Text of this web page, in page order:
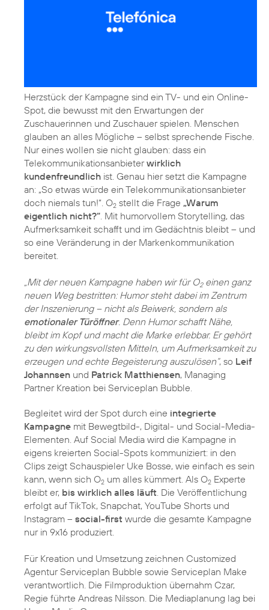
Herzstück der Kampagne sind ein TV- und ein Online-
Spot, die bewusst mit den Erwartungen der
Zuschauerinnen und Zuschauer spielen. Menschen
glauben an alles Mögliche – selbst sprechende Fische.
Nur eines wollen sie nicht glauben: dass ein
Telekommunikationsanbieterwirklich
kundenfreundlich ist. Genau hier setzt die Kampagne
an: „So etwas würde ein Telekom­munikationsanbieter
doch niemals tun!“. O2 stellt die Frage „Warum
eigentlich nicht?“. Mit humorvollem Storytelling, das
Aufmerksamkeit schafft und im Gedächtnis bleibt – und
so eine Veränderung in der Markenkommunikation
bereitet.
„Mit der neuen Kampagne haben wir für O2einen ganz
neuen Weg bestritten: Humor steht dabei im Zentrum
der Inszenierung – nicht als Beiwerk, sondern als
emotionaler Türöffner. Denn Humor schafft Nähe,
bleibt im Kopf und macht die Marke erlebbar. Er gehört
zu den wirkungsvollsten Mitteln, um Aufmerksamkeit zu
erzeugen und echte Begeisterung auszulösen“, so Leif
Johannsen und Patrick Matthiensen, Managing
Partner Kreation bei Serviceplan Bubble.
Begleitet wird der Spot durch eine integrierte
Kampagne mit Bewegtbild-, Digital- und Social-Media-
Elementen. Auf Social Media wird die Kampagne in
eigens kreierten Social-Spots kommuniziert: in den
Clips zeigt Schauspieler Uke Bosse, wie einfach es sein
kann, wenn sich O2 um alles kümmert. Als O2 Experte
bleibt er, bis wirklich alles läuft. Die Veröffentlichung
erfolgt auf TikTok, Snapchat, YouTube Shorts und
Instagram – social-first wurde die gesamte Kampagne
nur in 9x16 produziert.
Für Kreation und Umsetzung zeichnen Customized
Agentur Serviceplan Bubble sowie Serviceplan Make
verantwortlich. Die Filmproduktion übernahm Czar,
Regie führte Andreas Nilsson. Die Mediaplanung lag bei